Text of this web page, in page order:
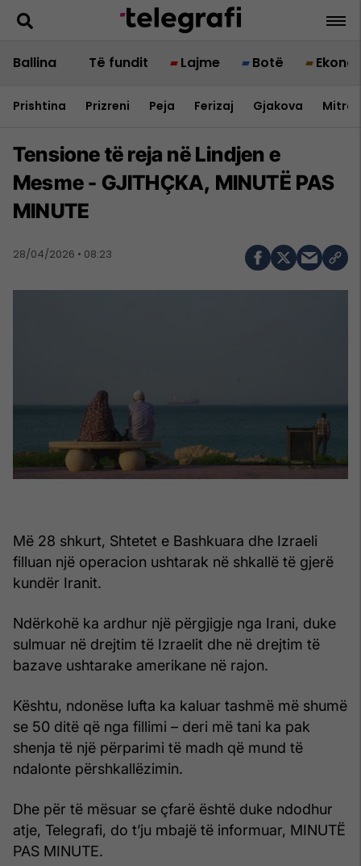
Ballina Të fundit Lajme Botë
Prishtina Prizreni Peja Ferizaj Gjakova
Tensione të reja në Lindjen e
Mesme - GJITHÇKA, MINUTË PAS
MINUTE
28/04/2026 • 08:23
Më 28 shkurt, Shtetet e Bashkuara dhe Izraeli
filluan një operacion ushtarak në shkallë të gjerë
kundër Iranit.
Ndërkohë ka ardhur një përgjigje nga Irani, duke
sulmuar në drejtim të Izraelit dhe në drejtim të
bazave ushtarake amerikane në rajon.
Kështu, ndonëse lufta ka kaluar tashmë më shumë
se 50 ditë që nga fillimi – deri më tani ka pak
shenja të një përparimi të madh që mund të
ndalonte përshkallëzimin.
Dhe për të mësuar se çfarë është duke ndodhur
atje, Telegrafi, do t’ju mbajë të informuar, MINUTË
PAS MINUTE.